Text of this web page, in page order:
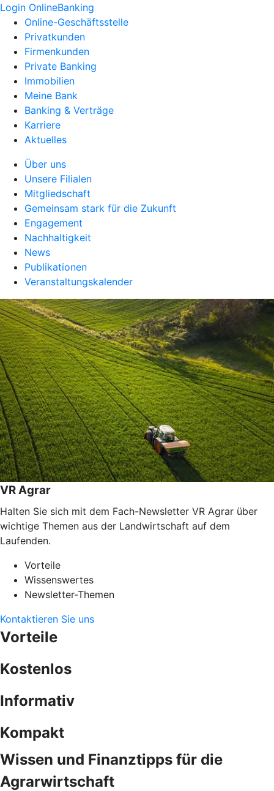
Login OnlineBanking
Online-Geschäftsstelle
Privatkunden
Firmenkunden
Private Banking
Immobilien
Meine Bank
Banking & Verträge
Karriere
Aktuelles
Über uns
Unsere Filialen
Mitgliedschaft
Gemeinsam stark für die Zukunft
Engagement
Nachhaltigkeit
News
Publikationen
Veranstaltungskalender
VR Agrar
Halten Sie sich mit dem Fach-Newsletter VR Agrar über
wichtige Themen aus der Landwirtschaft auf dem
Laufenden.
Vorteile
Wissenswertes
Newsletter-Themen
Kontaktieren Sie uns
Vorteile
Kostenlos
Informativ
Kompakt
Wissen und Finanztipps für die
Agrarwirtschaft